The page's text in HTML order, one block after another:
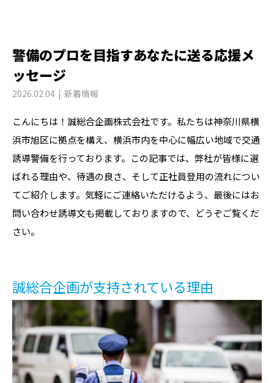
警備のプロを目指すあなたに送る応援メ
ッセージ
2026.02.04 新着情報
こんにちは！誠総合企画株式会社です。私たちは神奈川県横
浜市旭区に拠点を構え、横浜市内を中心に幅広い地域で交通
誘導警備を行っております。この記事では、弊社が皆様に選
ばれる理由や、待遇の良さ、そして正社員登用の流れについ
てご紹介します。気軽にご連絡いただけるよう、最後にはお
問い合わせ誘導文も掲載しておりますので、どうぞご覧くだ
さい。
誠総合企画が支持されている理由